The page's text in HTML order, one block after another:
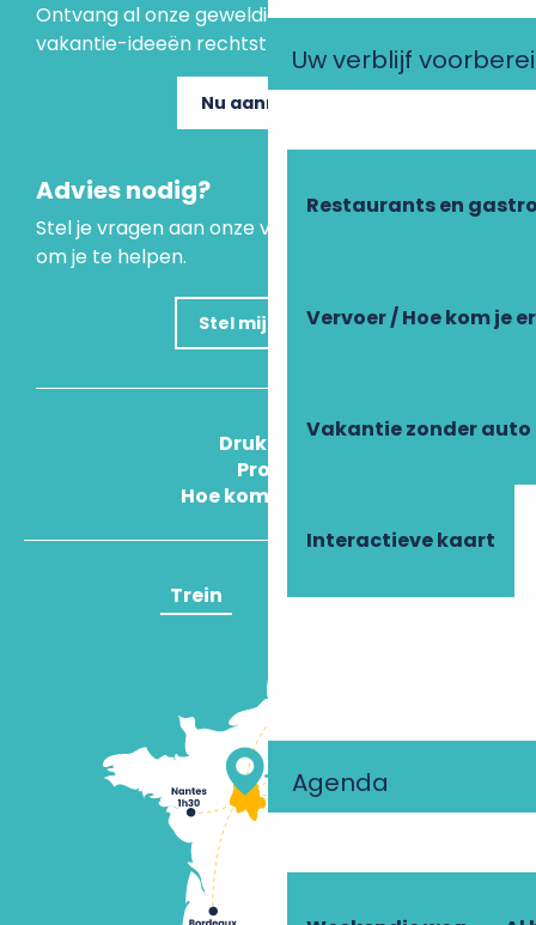
Uw verblijf
Restaurants en
Vervoer / Hoe kom je
Vakantie zonder auto
Interactieve kaart
Agenda
Ontvang al onze geweldige aanbiedingen en
vakantie-ideeën rechtstreeks in je inbox.
Nu aanmelden
Advies nodig?
Stel je vragen aan onze virtuele assistent, die er is
om je te helpen.
Stel mijn vraag
Druk Op
Pros
Hoe kom ik daar?
Trein Vliegtuig